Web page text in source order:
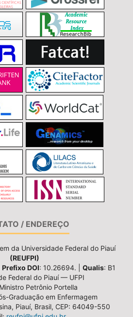
/ ENDEREÇO
da Universidade Federal do Piauí
(REUFPI)
Prefixo DOI: 10.26694. | Qualis: B1
Federal do Piauí — UFPI
Petrônio Portella
Graduação em Enfermagem
Piauí, Brasil, CEP: 64049-550